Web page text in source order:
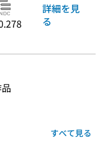
詳細を見
る
すべて見る